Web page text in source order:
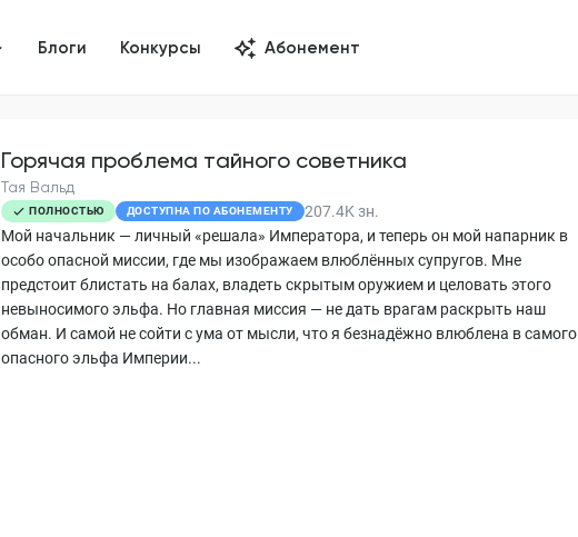
Блоги Конкурсы Абонемент
Горячая проблема тайного советника
Тая Вальд
ПОЛНОСТЬЮ ДОСТУПНА ПО АБОНЕМЕНТУ 207.4K зн.
Мой начальник — личный «решала» Императора, и теперь он мой напарник в
особо опасной миссии, где мы изображаем влюблённых супругов. Мне
предстоит блистать на балах, владеть скрытым оружием и целовать этого
невыносимого эльфа. Но главная миссия — не дать врагам раскрыть наш
обман. И самой не сойти с ума от мысли, что я безнадёжно влюблена в самого
опасного эльфа Империи...